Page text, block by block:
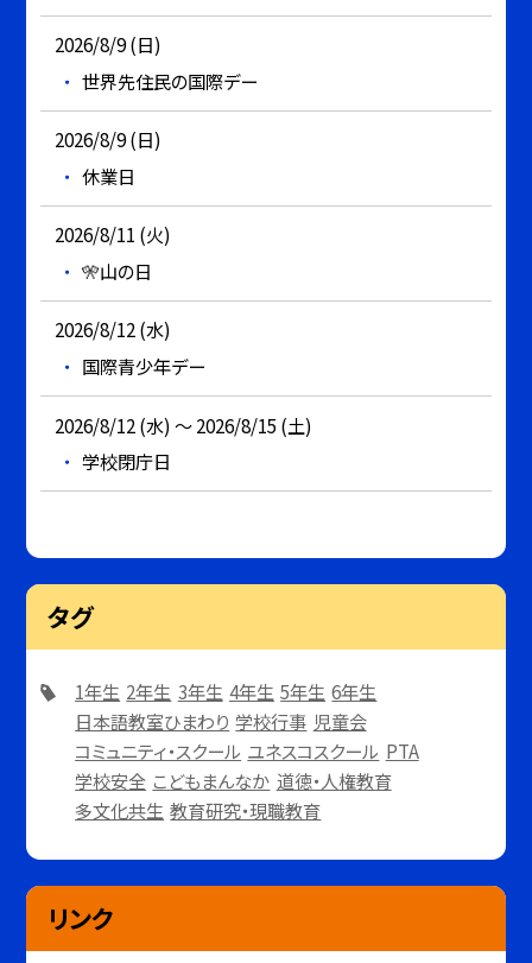
2026/8/9 (日)
世界先住民の国際デー
2026/8/9 (日)
休業日
2026/8/11 (火)
🎌山の日
2026/8/12 (水)
国際青少年デー
2026/8/12 (水) ～ 2026/8/15 (土)
学校閉庁日
タグ
1年生 2年生 3年生 4年生 5年生 6年生
日本語教室ひまわり 学校行事 児童会
コミュニティ・スクール ユネスコスクール PTA
学校安全 こどもまんなか 道徳・人権教育
多文化共生 教育研究・現職教育
リンク